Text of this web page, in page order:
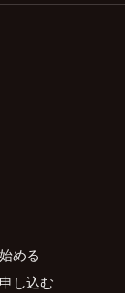
める
し込む